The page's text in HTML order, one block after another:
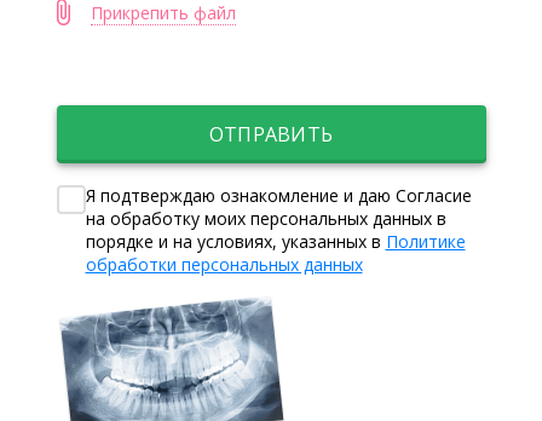
Прикрепить файл
ОТПРАВИТЬ
Я подтверждаю ознакомление и даю Согласие
на обработку моих персональных данных в
порядке и на условиях, указанных в Политике
обработки персональных данных